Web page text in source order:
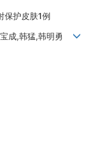
保护皮肤1例
宝成,韩猛,韩明勇